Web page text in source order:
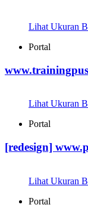
Lihat Ukuran
Portal
Lihat Ukuran
Portal
[redesign]
Lihat Ukuran
Portal